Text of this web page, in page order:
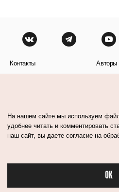
Контакты Авторы
На нашем сайте мы используем
удобнее читать и комментировать
наш сайт, вы даете согласие на
OK